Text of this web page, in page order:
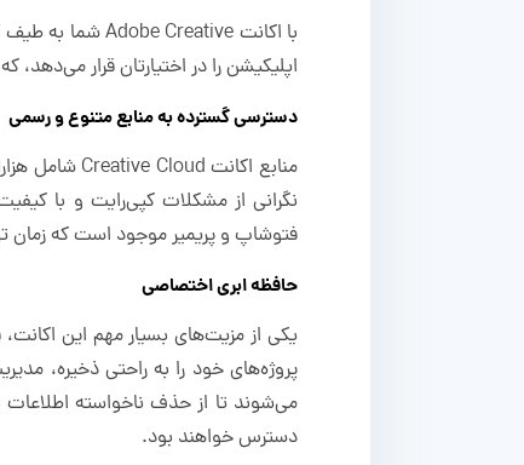
اپلیکیشن را در اختیارتان قرار
دسترسی گسترده به منابع متنوع و رسمی
نگرانی از مشکلات کپی‌رایت و با
فتوشاپ و پریمیر موجود است که زمان
حافظه ابری اختصاصی
پروژه‌های خود را به راحتی ذخیره،
می‌شوند تا از حذف ناخواسته
دسترس خواهند بود.